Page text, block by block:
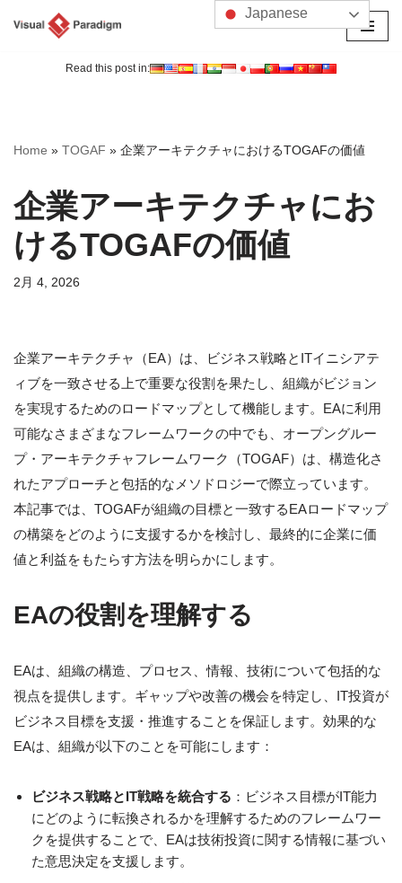
へ
キ
ッ
プ
Read this post in:
Home » TOGAF » 企業アーキテクチャにおけるTOGAFの価値
企業アーキテクチャにお
けるTOGAFの価値
2月 4, 2026
企業アーキテクチャ（EA）は、ビジネス戦略とITイニシアテ
ィブを一致させる上で重要な役割を果たし、組織がビジョン
を実現するためのロードマップとして機能します。EAに利用
可能なさまざまなフレームワークの中でも、オープングルー
プ・アーキテクチャフレームワーク（TOGAF）は、構造化さ
れたアプローチと包括的なメソドロジーで際立っています。
本記事では、TOGAFが組織の目標と一致するEAロードマップ
の構築をどのように支援するかを検討し、最終的に企業に価
値と利益をもたらす方法を明らかにします。
EAの役割を理解する
EAは、組織の構造、プロセス、情報、技術について包括的な
視点を提供します。ギャップや改善の機会を特定し、IT投資が
ビジネス目標を支援・推進することを保証します。効果的な
EAは、組織が以下のことを可能にします：
ビジネス戦略とIT戦略を統合する ：ビジネス目標がIT能力
にどのように転換されるかを理解するためのフレームワー
クを提供することで、EAは技術投資に関する情報に基づい
た意思決定を支援します。
Japanese